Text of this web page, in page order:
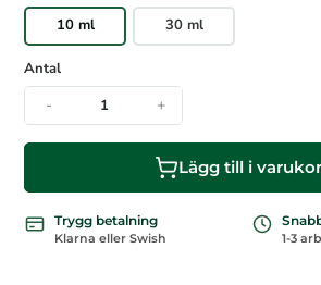
10 ml
30 ml
Antal
- +
Lägg till i
Trygg betalning
Klarna eller Swish 1-3